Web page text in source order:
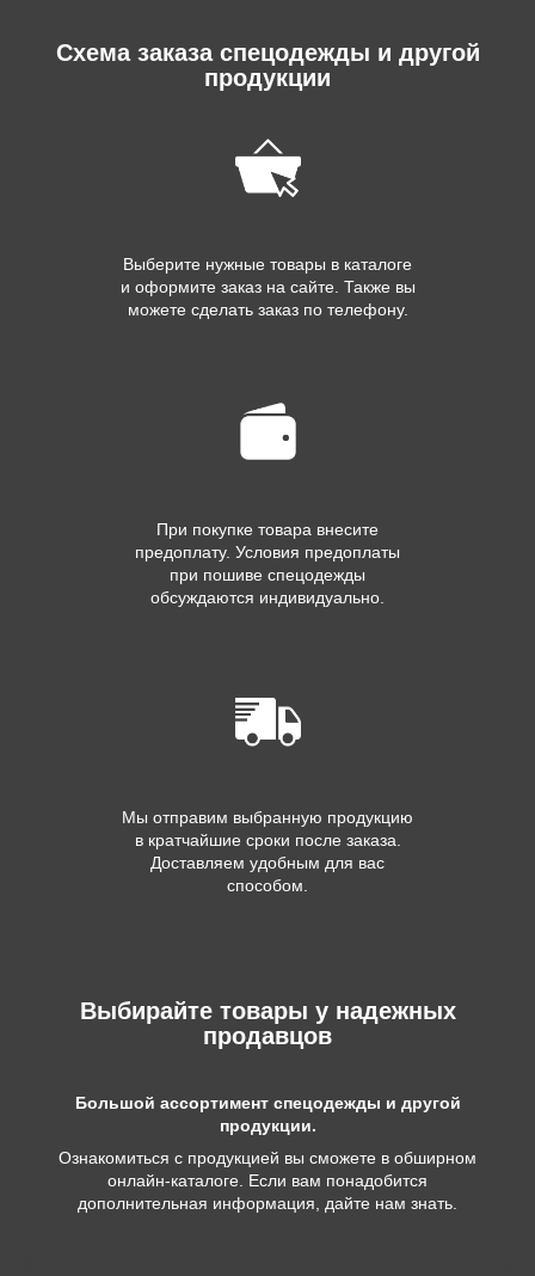
Схема заказа спецодежды и другой
продукции
Выберите нужные товары в каталоге
и оформите заказ на сайте. Также вы
можете сделать заказ по телефону.
При покупке товара внесите
предоплату. Условия предоплаты
при пошиве спецодежды
обсуждаются индивидуально.
Мы отправим выбранную продукцию
в кратчайшие сроки после заказа.
Доставляем удобным для вас
способом.
Выбирайте товары у надежных
продавцов
Большой ассортимент спецодежды и другой
продукции.
Ознакомиться с продукцией вы сможете в обширном
онлайн-каталоге. Если вам понадобится
дополнительная информация, дайте нам знать.